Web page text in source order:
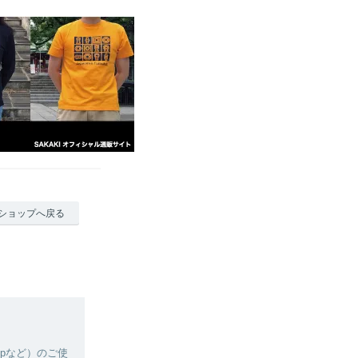
ョップへ戻る
など）のご使